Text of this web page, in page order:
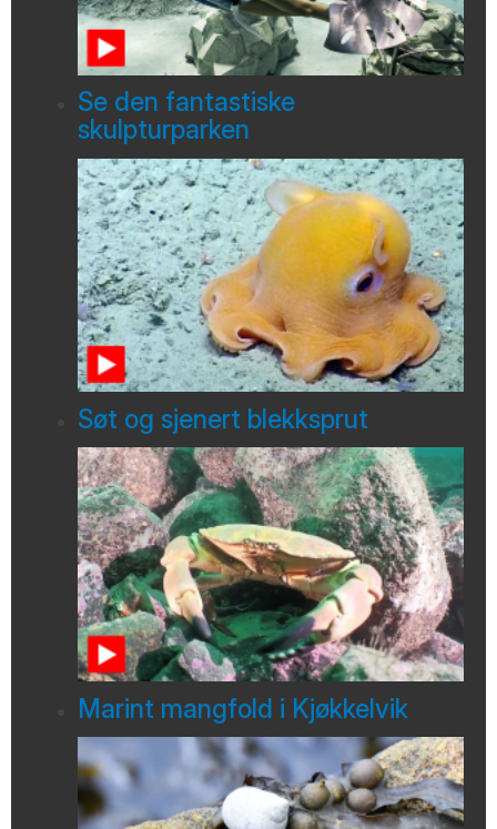
Se den fantastiske
skulpturparken
Søt og sjenert blekksprut
Marint mangfold i Kjøkkelvik